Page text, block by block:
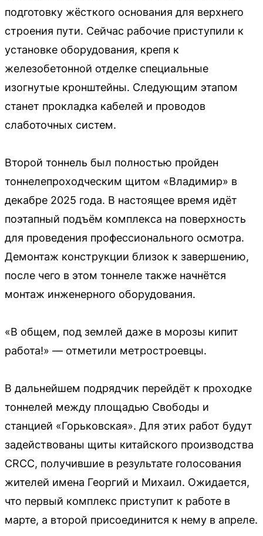
подготовку жёсткого основания для верхнего
строения пути. Сейчас рабочие приступили к
установке оборудования, крепя к
железобетонной отделке специальные
изогнутые кронштейны. Следующим этапом
станет прокладка кабелей и проводов
слаботочных систем.
Второй тоннель был полностью пройден
тоннелепроходческим щитом «Владимир» в
декабре 2025 года. В настоящее время идёт
поэтапный подъём комплекса на поверхность
для проведения профессионального осмотра.
Демонтаж конструкции близок к завершению,
после чего в этом тоннеле также начнётся
монтаж инженерного оборудования.
«В общем, под землей даже в морозы кипит
работа!» — отметили метростроевцы.
В дальнейшем подрядчик перейдёт к проходке
тоннелей между площадью Свободы и
станцией «Горьковская». Для этих работ будут
задействованы щиты китайского производства
CRCC, получившие в результате голосования
жителей имена Георгий и Михаил. Ожидается,
что первый комплекс приступит к работе в
марте, а второй присоединится к нему в апреле.